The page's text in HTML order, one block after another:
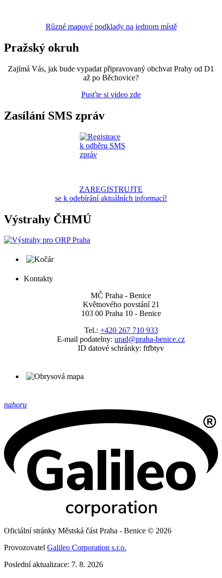
Různé mapové podklady na jednom místě
Pražský okruh
Zajímá Vás, jak bude vypadat připravovaný obchvat Prahy od D1
až po Běchovice?
Pusťte si video zde
Zasílání SMS zpráv
ZAREGISTRUJTE
se k odebírání aktuálních informací!
Výstrahy ČHMÚ
Kontakty
MČ Praha - Benice
Květnového povstání 21
103 00 Praha 10 - Benice
Tel.: +420 267 710 933
E-mail podatelny: urad@praha-benice.cz
ID datové schránky: ftfbtyv
nahoru
Oficiální stránky Městská část Praha - Benice © 2026
Provozovatel Galileo Corporation s.r.o.
Poslední aktualizace: 7. 8. 2026